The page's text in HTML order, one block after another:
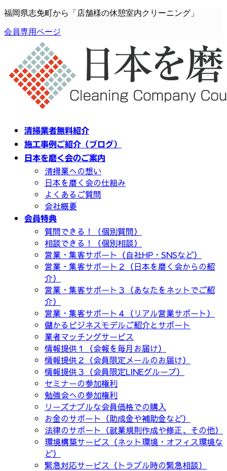
コ
テ
ス
ナ
ゲ
ン
福岡県志免町から「店舗様の休憩室内クリーニング」
会員専用ページ
清掃業者無料紹介
施工事例ご紹介（ブログ）
日本を磨く会のご案内
清掃業への想い
日本を磨く会の仕組み
よくあるご質問
会社概要
会員特典
質問できる！（個別質問）
相談できる！（個別相談）
営業・集客サポート（自社HP・SNSなど）
営業・集客サポート２（日本を磨く会からの紹
介）
営業・集客サポート３（あなたをネットでご紹
介）
営業・集客サポート４（リアル営業サポート）
儲かるビジネスモデルご紹介とサポート
業者マッチングサービス
情報提供１（会報を毎月お届け）
情報提供２（会員限定メールのお届け）
情報提供３（会員限定LINEグループ）
セミナーの参加権利
勉強会への参加権利
リーズナブルな会員価格での購入
お金のサポート（助成金や補助金など）
法律のサポート（就業規則作成や修正、その他）
環境構築サービス（ネット環境・オフィス環境な
ど）
緊急対応サービス（トラブル時の緊急相談）